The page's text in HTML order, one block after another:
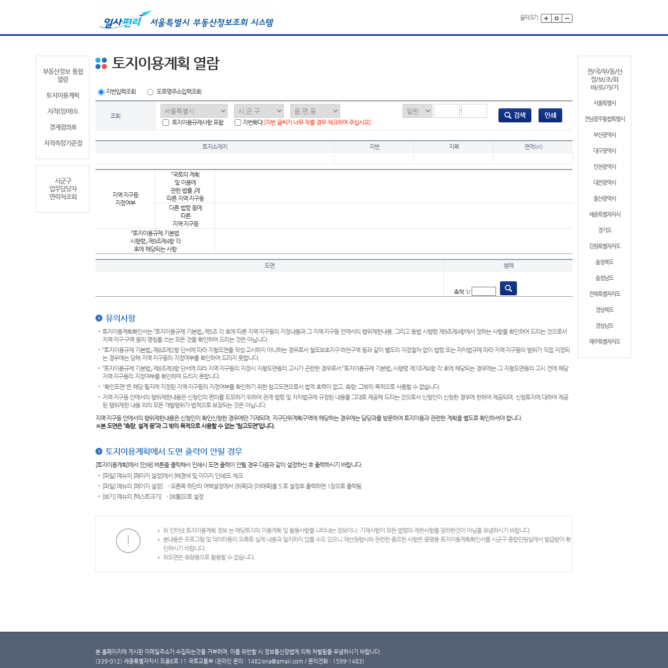
글자크기
부동산정보 통합
열람
토지이용계획
지적(임야)도
경계점좌표
지적측량기준점
시군구
업무담당자
연락처조회
전/국/부/동/산
정/보/조/회
바/로/가/기
서울특별시
전남광주통합특별시
부산광역시
대구광역시
인천광역시
대전광역시
울산광역시
세종특별자치시
경기도
강원특별자치도
충청북도
충청남도
전북특별자치도
경상북도
경상남도
제주특별자치도
토지이용계획 열람
지번입력조회 도로명주소입력조회
조회
-
토지이용규제사항 포함
지번확대 [지번 글씨가 너무 작을 경우 체크하여 주십시오]
토지소재지 지번 지목 면적(㎡)
지역·지구등
지정여부
「국토의 계획
및 이용에
관한 법률 」에
따른 지역·지구등
다른 법령 등에
따른
지역·지구등
「토지이용규제 기본법
시행령」 제9조제4항 각
호에 해당되는 사항
도면 범례
축척 1/
유의사항
토지이용계획확인서는 「토지이용규제 기본법」 제5조 각 호에 따른 지역·지구등의 지정내용과 그 지역·지구등 안에서의 행위제한내용, 그리고 동법 시행령 제9조제4항에서 정하는 사항을 확인하여 드리는 것으로서
지역·지구·구역 등의 명칭을 쓰는 모든 것을 확인하여 드리는 것은 아닙니다.
「토지이용규제 기본법」 제8조제2항 단서에 따라 지형도면을 작성·고시하지 아니하는 경우로서 철도보호지구·하천구역 등과 같이 별도의 지정절차 없이 법령 또는 자치법규에 따라 지역·지구등의 범위가 직접 지정되
는 경우에는 당해 지역·지구등의 지정여부를 확인하여 드리지 못합니다.
「토지이용규제 기본법」 제8조제3항 단서에 따라 지역·지구등의 지정시 지형도면등의 고시가 곤란한 경우로서 「토지이용규제 기본법」 시행령 제7조제4항 각 호에 해당되는 경우에는 그 지형도면등의 고시 전에 해당
지역·지구등의 지정여부를 확인하여 드리지 못합니다.
"확인도면"은 해당 필지에 지정된 지역·지구등의 지정여부를 확인하기 위한 참고도면으로서 법적 효력이 없고, 측량, 그밖의 목적으로 사용할 수 없습니다.
지역·지구등 안에서의 행위제한내용은 신청인의 편의를 도모하기 위하여 관계 법령 및 자치법규에 규정된 내용을 그대로 제공해 드리는 것으로서 신청인이 신청한 경우에 한하여 제공되며, 신청토지에 대하여 제공
된 행위제한 내용 외의 모든 개발행위가 법적으로 보장되는 것은 아닙니다.
지역·지구등 안에서의 행위제한내용은 신청인이 확인신청한 경우에만 기재되며, 지구단위계획구역에 해당하는 경우에는 담당과를 방문하여 토지이용과 관련한 계획을 별도로 확인하셔야 합니다.
※본 도면은“측량, 설계 등”과 그 밖의 목적으로 사용할 수 없는 “참고도면”입니다.
토지이용계획에서 도면 출력이 안될 경우
[토지이용계획]에서 [인쇄] 버튼을 클릭해서 인쇄시 도면 출력이 안될 경우 다음과 같이 설정하신 후 출력하시기 바랍니다.
[파일] 메뉴의 [페이지 설정]에서 [배경색 및 이미지 인쇄]도 체크
[파일] 메뉴의 [페이지 설정] → 오른쪽 하단의 여백설정에서 [위쪽]과 [아래쪽]을 5 로 설정후 출력하면 1장으로 출력됨
[보기] 메뉴의 [텍스트크기] → [보통]으로 설정
위 인터넷 토지이용계획 정보 는 해당토지의 이용계획 및 활용사항을 나타내는 정보이나, 기재사항이 모든 법령의 제한사항을 망라한것이 아님을 유념하시기 바랍니다.
본내용은 프로그램 및 데이타등의 오류로 실제 내용과 일치하지 않을 수도 있으니 재산권행사와 관련한 중요한 사항은 증명용 토지이용계획확인서를 시군구 종합민원실에서 발급받아 확
인하시기 바랍니다.
위도면은 측량용으로 활용할 수 없습니다.
본 홈페이지에 게시된 이메일주소가 수집되는것을 거부하며, 이를 위반할 시 정보통신망법에 의해 처벌됨을 유념하시기 바랍니다.
(339-012) 세종특별자치시 도움6로 11 국토교통부 (온라인 문의 : 1482qna@gmail.com / 문의전화 : 1599-1483)